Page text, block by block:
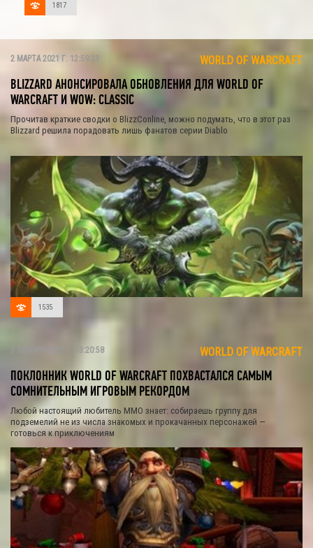
1817
2 МАРТА 2021 Г. 12:59:23 WORLD OF WARCRAFT
BLIZZARD АНОНСИРОВАЛА ОБНОВЛЕНИЯ ДЛЯ WORLD OF
WARCRAFT И WOW: CLASSIC
Прочитав краткие сводки о BlizzConline, можно подумать, что в этот раз
Blizzard решила порадовать лишь фанатов серии Diablo
1535
3 ЯНВАРЯ 2021 Г. 13:20:58 WORLD OF WARCRAFT
ПОКЛОННИК WORLD OF WARCRAFT ПОХВАСТАЛСЯ САМЫМ
СОМНИТЕЛЬНЫМ ИГРОВЫМ РЕКОРДОМ
Любой настоящий любитель ММО знает: собираешь группу для
подземелий не из числа знакомых и прокачанных персонажей —
готовься к приключениям